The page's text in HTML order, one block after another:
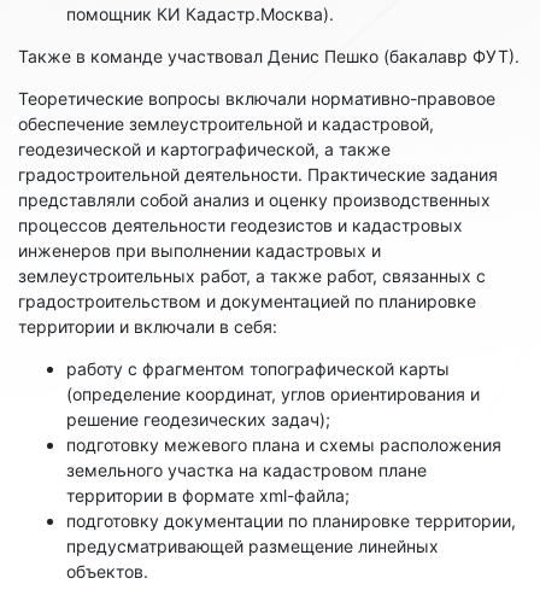
помощник КИ Кадастр.Москва).
Также в команде участвовал Денис Пешко (бакалавр ФУТ).
Теоретические вопросы включали нормативно-правовое
обеспечение землеустроительной и кадастровой,
геодезической и картографической, а также
градостроительной деятельности. Практические задания
представляли собой анализ и оценку производственных
процессов деятельности геодезистов и кадастровых
инженеров при выполнении кадастровых и
землеустроительных работ, а также работ, связанных с
градостроительством и документацией по планировке
территории и включали в себя:
работу с фрагментом топографической карты
(определение координат, углов ориентирования и
решение геодезических задач);
подготовку межевого плана и схемы расположения
земельного участка на кадастровом плане
территории в формате xml-файла;
подготовку документации по планировке территории,
предусматривающей размещение линейных
объектов.